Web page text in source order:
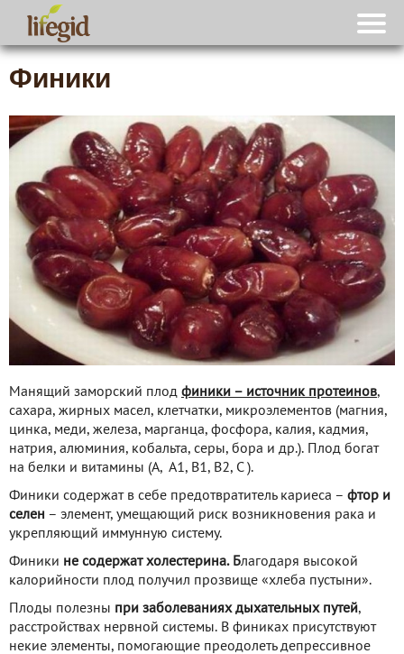
Финики
Манящий заморский плод финики – источник протеинов,
сахара, жирных масел, клетчатки, микроэлементов (магния,
цинка, меди, железа, марганца, фосфора, калия, кадмия,
натрия, алюминия, кобальта, серы, бора и др.). Плод богат
на белки и витамины (А, А1, В1, В2, С ).
Финики содержат в себе предотвратитель кариеса – фтор и
селен – элемент, умещающий риск возникновения рака и
укрепляющий иммунную систему.
Финики не содержат холестерина. Благодаря высокой
калорийности плод получил прозвище «хлеба пустыни».
Плоды полезны при заболеваниях дыхательных путей,
расстройствах нервной системы. В финиках присутствуют
некие элементы, помогающие преодолеть депрессивное